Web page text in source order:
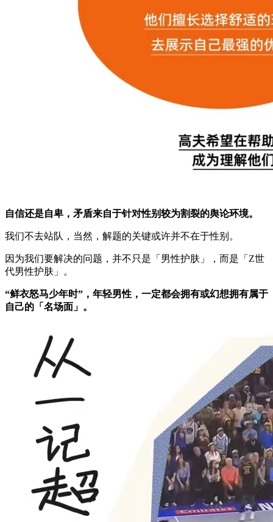
自信还是自卑，矛盾来自于针对性别较为割裂的舆论环境。
我们不去站队，当然，解题的关键或许并不在于性别。
因为我们要解决的问题，并不只是「男性护肤」，而是「Z世
代男性护肤」。
“鲜衣怒马少年时”，年轻男性，一定都会拥有或幻想拥有属于
自己的「名场面」。